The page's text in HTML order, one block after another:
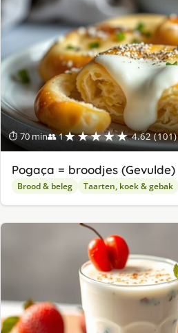
⏱ 70 min👥 1★★★★★ 4.62 (101)
Pogaça = broodjes (Gevulde)
Brood & beleg Taarten, koek & gebak